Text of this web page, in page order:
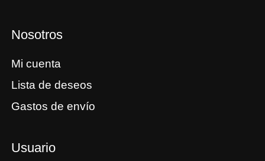
Nosotros
Mi cuenta
Lista de deseos
Gastos de envío
Usuario